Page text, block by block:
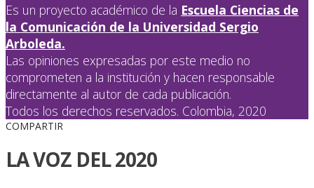
Es un proyecto académico de la Escuela Ciencias de
la Comunicación de la Universidad Sergio
Arboleda.
Las opiniones expresadas por este medio no
comprometen a la institución y hacen responsable
directamente al autor de cada publicación.
Todos los derechos reservados. Colombia, 2020
COMPARTIR
LA VOZ DEL 2020